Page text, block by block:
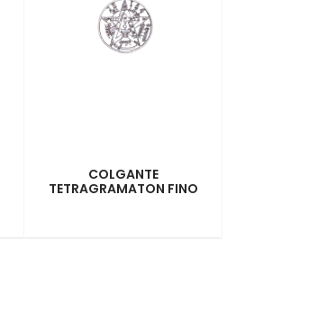
COLGANTE
TETRAGRAMATON FINO